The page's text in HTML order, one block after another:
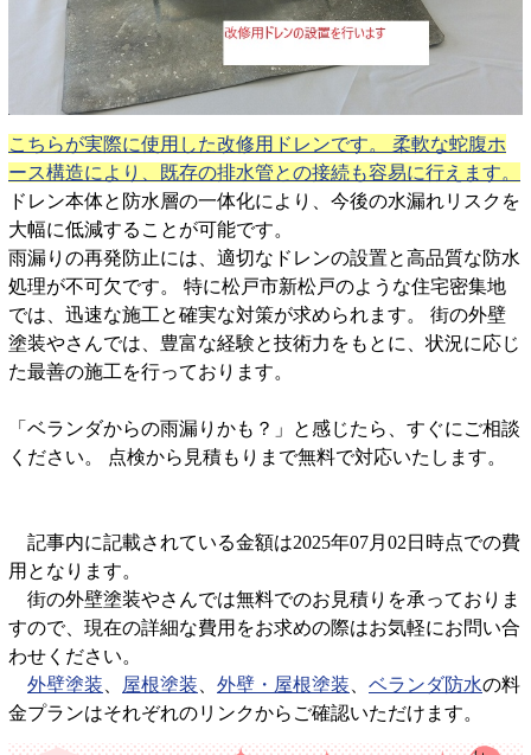
こちらが実際に使用した改修用ドレンです。 柔軟な蛇腹ホ
ース構造により、既存の排水管との接続も容易に行えます。
ドレン本体と防水層の一体化により、今後の水漏れリスクを
大幅に低減することが可能です。
雨漏りの再発防止には、適切なドレンの設置と高品質な防水
処理が不可欠です。 特に松戸市新松戸のような住宅密集地
では、迅速な施工と確実な対策が求められます。 街の外壁
塗装やさんでは、豊富な経験と技術力をもとに、状況に応じ
た最善の施工を行っております。
「ベランダからの雨漏りかも？」と感じたら、すぐにご相談
ください。 点検から見積もりまで無料で対応いたします。
記事内に記載されている金額は2025年07月02日時点での費
用となります。
街の外壁塗装やさんでは無料でのお見積りを承っておりま
すので、現在の詳細な費用をお求めの際はお気軽にお問い合
わせください。
外壁塗装
屋根塗装 外壁・屋根塗装 ベランダ防水の料
金プランはそれぞれのリンクからご確認いただけます。